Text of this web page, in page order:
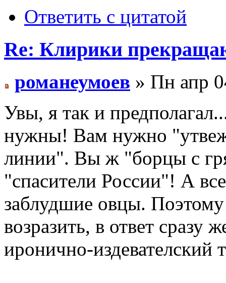
Ответить с цитатой
Re: Клирики
романеумоев » Пн апр
Увы, я так и
нужны! Вам нужно
линии". Вы ж "борцы с
"спасители России"! А
заблудшие овцы.
возразить, в ответ сразу
иронично-издевателский